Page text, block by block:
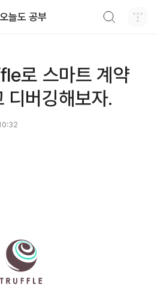
오늘도 공부
로 스마트 계약
디버깅해보자.